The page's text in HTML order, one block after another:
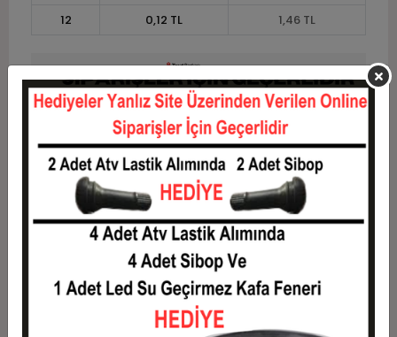
12
0,12 TL 1,46 TL
Taksit Taksit Tutarı
Toplam Tutar
1,18 TL
1,18 TL
2
0,59 TL
1,18 TL
0,42 TL
1,26 TL
4
0,32 TL
1,29 TL
0,26 TL
6
0,22 TL
1,33 TL
0,19 TL